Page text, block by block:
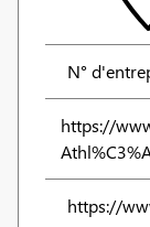
N°
https://
https://